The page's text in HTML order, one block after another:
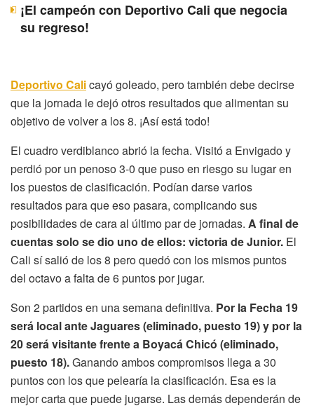
¡El campeón con Deportivo Cali que negocia
su regreso!
Deportivo Calicayó goleado, pero también debe decirse
que la jornada le dejó otros resultados que alimentan su
objetivo de volver a los 8. ¡Así está todo!
El cuadro verdiblanco abrió la fecha. Visitó a Envigado y
perdió por un penoso 3-0 que puso en riesgo su lugar en
los puestos de clasificación. Podían darse varios
resultados para que eso pasara, complicando sus
posibilidades de cara al último par de jornadas. A final de
cuentas solo se dio uno de ellos: victoria de Junior. El
Cali sí salió de los 8 pero quedó con los mismos puntos
del octavo a falta de 6 puntos por jugar.
Son 2 partidos en una semana definitiva. Por la Fecha 19
será local ante Jaguares (eliminado, puesto 19) y por la
20 será visitante frente a Boyacá Chicó (eliminado,
puesto 18).Ganando ambos compromisos llega a 30
puntos con los que pelearía la clasificación. Esa es la
mejor carta que puede jugarse. Las demás dependerán de